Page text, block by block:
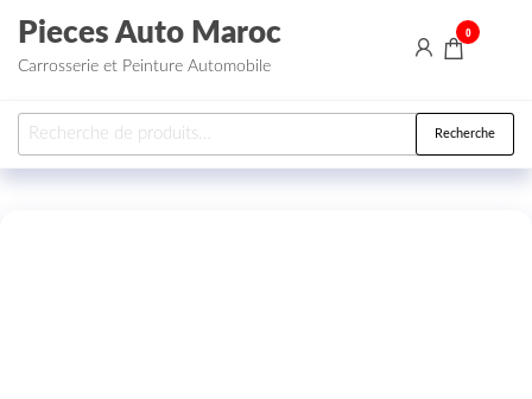
Aller au contenu
Pieces Auto Maroc
Carrosserie et Peinture Automobile
0
Recherche pour : Recherche